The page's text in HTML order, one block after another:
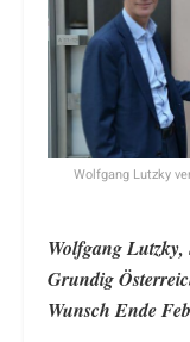
Wolfgang Lutzky
Wolfgang
Grundig
Wunsch Ende